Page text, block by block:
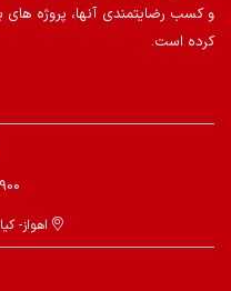
و کسب رضایتمندی آنها، پروژه های
کرده است.
اهواز-